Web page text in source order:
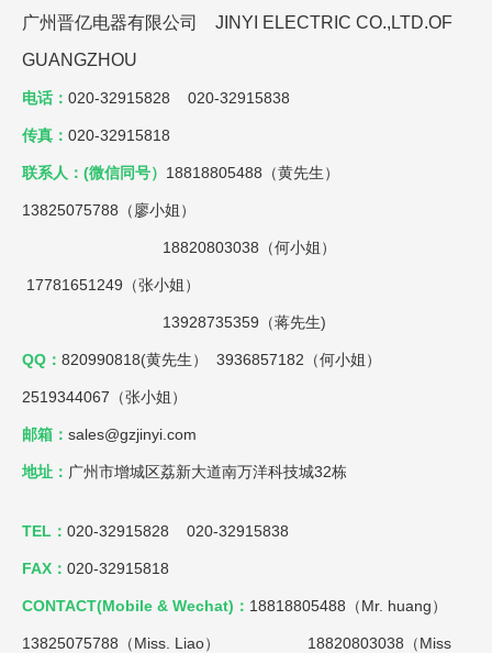
广州晋亿电器有限公司 JINYI ELECTRIC CO.,LTD.OF
GUANGZHOU
电话： 020-32915828 020-32915838
传真： 020-32915818
联系人：(微信同号） 18818805488（黄先生）
13825075788（廖小姐）
18820803038（何小姐）
17781651249（张小姐）
13928735359（蒋先生)
QQ： 820990818(黄先生） 3936857182（何小姐）
2519344067（张小姐）
邮箱： sales@gzjinyi.com
地址： 广州市增城区荔新大道南万洋科技城32栋
TEL： 020-32915828 020-32915838
FAX： 020-32915818
CONTACT(Mobile & Wechat)： 18818805488（Mr. huang）
13825075788（Miss. Liao） 18820803038（Miss